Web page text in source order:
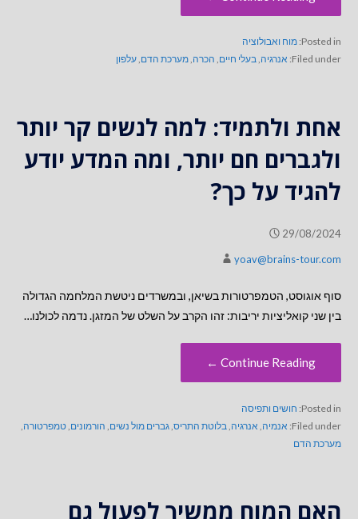
Posted in: מוח ואבולוציה
Filed under: אנרגיה,בעלי חיים, הכרה,מערכת הדם,עלפון
אחת ולתמיד: למה לנשים קר יותר
ולגברים חם יותר, ומה המדע יודע
להגיד על כך?
29/08/2024
yoav@brains-tour.com
סוף אוגוסט, הטמפרטורות בשיאן, ובמשרדים ניטשת המלחמה הגדולה
בין שני קואליציות יריבות: זהו הקרב על השלט של המזגן. נדמה לכולנו…
Continue Reading ←
Posted in: חושים ותפיסה
Filed under: אנמיה אנרגיה בלוטת התריס, גברים מול נשים הורמונים טמפרטורה
מערכת הדם
האם המוח ממשיך לפעול גם